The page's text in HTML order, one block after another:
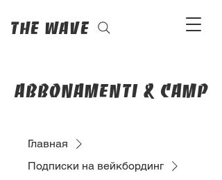
The Wave
abbonamenti & camp
Главная
Подписки на вейкбординг